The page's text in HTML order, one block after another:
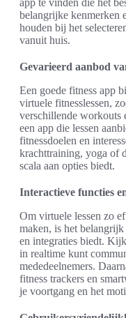
app te vinden die het
belangrijke kenmerken
houden bij het
vanuit huis.
Gevarieerd aanbod
Een goede fitness app
virtuele fitnesslessen,
verschillende workouts
een app die lessen
fitnessdoelen en
krachttraining, yoga of
scala aan opties biedt.
Interactieve functies
Om virtuele lessen zo
maken, is het
en integraties biedt.
in realtime kunt
mededeelnemers.
fitness trackers en
je voortgang en het